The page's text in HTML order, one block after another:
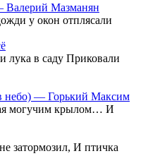
Валерий Мазманян
у окон отплясали
лука в саду Приковали
небо) — Горький Максим
могучим крылом… И
затормозил, И птичка